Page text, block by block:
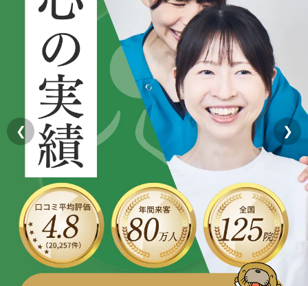
腰痛
肩こり・首こり
四十肩・五十肩
膝痛・関節痛
股関節の痛み
産後の不調・体型の崩れ
骨盤の傾き・歪み
坐骨神経痛
MENU メニューから探す
STORE 店舗一覧
AREA エリアから探す
北海道
札幌エリア（13院）
東北
仙台エリア（4院）
関東
池袋エリア（3院）
新宿エリア（3院）
ABOUT US 私たちについて
こころ整体院グループについて
初めての方へ
giversメソッドGIFT
研究・論文
医師・専門家からの推薦
ご予約はこちら
OUR CONCEPT
とらわれないカラダを。
❮ ❯